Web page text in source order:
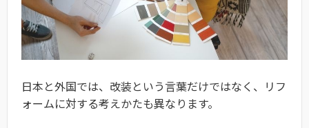
日本と外国では、改装という言葉だけではなく、リフ
ォームに対する考えかたも異なります。